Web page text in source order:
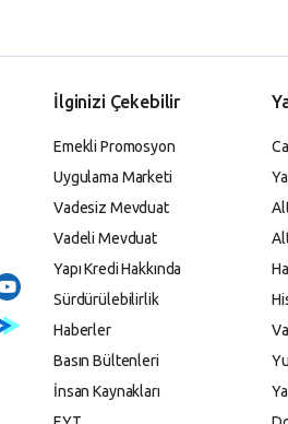
İlginizi Çekebilir
Emekli Promosyon
Uygulama Marketi
Vadesiz Mevduat
Vadeli Mevduat
Yapı Kredi Hakkında
Sürdürülebilirlik
Haberler
Basın Bültenleri
İnsan Kaynakları